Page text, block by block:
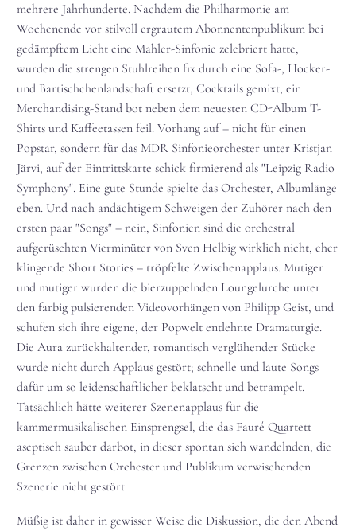
mehrere Jahrhunderte. Nachdem die Philharmonie am
Wochenende vor stilvoll ergrautem Abonnentenpublikum bei
gedämpftem Licht eine Mahler-Sinfonie zelebriert hatte,
wurden die strengen Stuhlreihen fix durch eine Sofa-, Hocker-
und Bartischchenlandschaft ersetzt, Cocktails gemixt, ein
Merchandising-Stand bot neben dem neuesten CD-Album T-
Shirts und Kaffeetassen feil. Vorhang auf – nicht für einen
Popstar, sondern für das MDR Sinfonieorchester unter Kristjan
Järvi, auf der Eintrittskarte schick firmierend als "Leipzig Radio
Symphony". Eine gute Stunde spielte das Orchester, Albumlänge
eben. Und nach andächtigem Schweigen der Zuhörer nach den
ersten paar "Songs" – nein, Sinfonien sind die orchestral
aufgerüschten Vierminüter von Sven Helbig wirklich nicht, eher
klingende Short Stories – tröpfelte Zwischenapplaus. Mutiger
und mutiger wurden die bierzuppelnden Loungelurche unter
den farbig pulsierenden Videovorhängen von Philipp Geist, und
schufen sich ihre eigene, der Popwelt entlehnte Dramaturgie.
Die Aura zurückhaltender, romantisch verglühender Stücke
wurde nicht durch Applaus gestört; schnelle und laute Songs
dafür um so leidenschaftlicher beklatscht und betrampelt.
Tatsächlich hätte weiterer Szenenapplaus für die
kammermusikalischen Einsprengsel, die das Fauré Quartett
aseptisch sauber darbot, in dieser spontan sich wandelnden, die
Grenzen zwischen Orchester und Publikum verwischenden
Szenerie nicht gestört.
Müßig ist daher in gewisser Weise die Diskussion, die den Abend